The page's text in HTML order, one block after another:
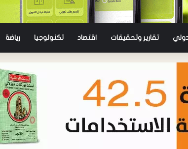
تقارير وتحقيقات اقتصاد تكنولوجيا رياضة